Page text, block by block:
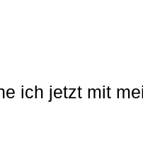
ich jetzt mit